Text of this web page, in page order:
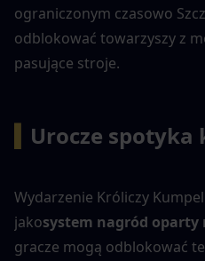
ograniczonym czasowo
odblokować towarzyszy z
pasujące stroje.
Urocze
Wydarzenie Króliczy
jakosystem nagród oparty
gracze mogą odblokować